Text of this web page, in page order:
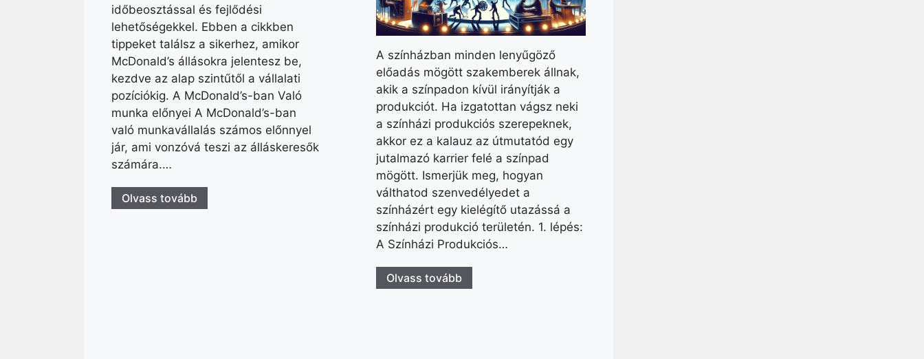
időbeosztással és fejlődési
lehetőségekkel. Ebben a cikkben
tippeket találsz a sikerhez, amikor
McDonald’s állásokra jelentesz be,
kezdve az alap szintűtől a vállalati
pozíciókig. A McDonald’s-ban Való
munka előnyei A McDonald’s-ban
való munkavállalás számos előnnyel
jár, ami vonzóvá teszi az álláskeresők
számára.…
Olvass tovább
A színházban minden lenyűgöző
előadás mögött szakemberek állnak,
akik a színpadon kívül irányítják a
produkciót. Ha izgatottan vágsz neki
a színházi produkciós szerepeknek,
akkor ez a kalauz az útmutatód egy
jutalmazó karrier felé a színpad
mögött. Ismerjük meg, hogyan
válthatod szenvedélyedet a
színházért egy kielégítő utazássá a
színházi produkció területén. 1. lépés:
A Színházi Produkciós…
Olvass tovább